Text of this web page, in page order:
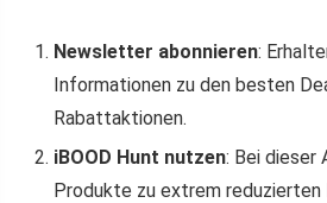
Newsletter abonnieren:
Informationen zu den besten
Rabattaktionen.
iBOOD Hunt nutzen: Bei dieser
Produkte zu extrem